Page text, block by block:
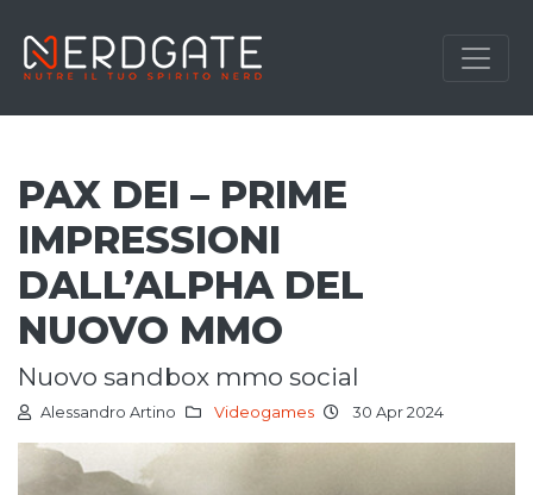
PAX DEI – PRIME
IMPRESSIONI
DALL’ALPHA DEL
NUOVO MMO
nuovo sandbox mmo social
Alessandro Artino Videogames 30 Apr 2024